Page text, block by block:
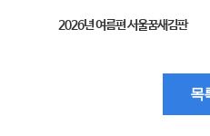
2026년 여름편 서울꿈새김판
목